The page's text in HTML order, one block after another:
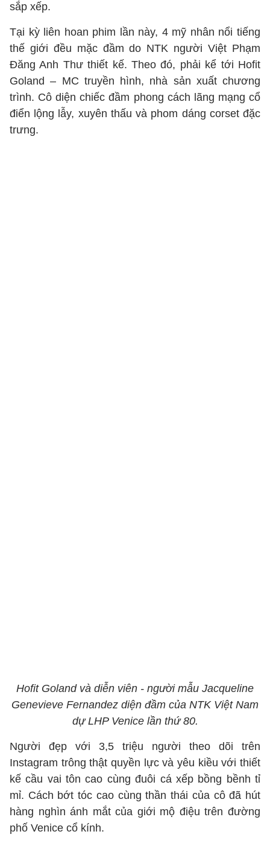
sắp xếp.
Tại kỳ liên hoan phim lần này, 4 mỹ nhân nổi tiếng
thế giới đều mặc đầm do NTK người Việt Phạm
Đăng Anh Thư thiết kế. Theo đó, phải kể tới Hofit
Goland – MC truyền hình, nhà sản xuất chương
trình. Cô diện chiếc đầm phong cách lãng mạng cổ
điển lộng lẫy, xuyên thấu và phom dáng corset đặc
trưng.
Hofit Goland và diễn viên - người mẫu Jacqueline
Genevieve Fernandez diện đầm của NTK Việt Nam
dự LHP Venice lần thứ 80.
Người đẹp với 3,5 triệu người theo dõi trên
Instagram trông thật quyền lực và yêu kiều với thiết
kế cầu vai tôn cao cùng đuôi cá xếp bồng bềnh tỉ
mỉ. Cách bớt tóc cao cùng thần thái của cô đã hút
hàng nghìn ánh mắt của giới mộ điệu trên đường
phố Venice cổ kính.